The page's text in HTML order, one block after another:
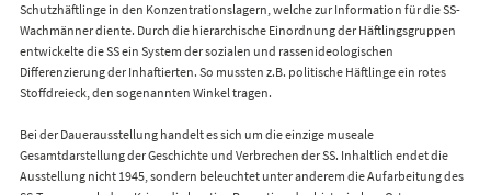
Schutzhäftlinge in den Konzentrationslagern, welche zur Information für die SS-
Wachmänner diente. Durch die hierarchische Einordnung der Häftlingsgruppen
entwickelte die SS ein System der sozialen und rassenideologischen
Differenzierung der Inhaftierten. So mussten z.B. politische Häftlinge ein rotes
Stoffdreieck, den sogenannten Winkel tragen.
Bei der Dauerausstellung handelt es sich um die einzige museale
Gesamtdarstellung der Geschichte und Verbrechen der SS. Inhaltlich endet die
Ausstellung nicht 1945, sondern beleuchtet unter anderem die Aufarbeitung des